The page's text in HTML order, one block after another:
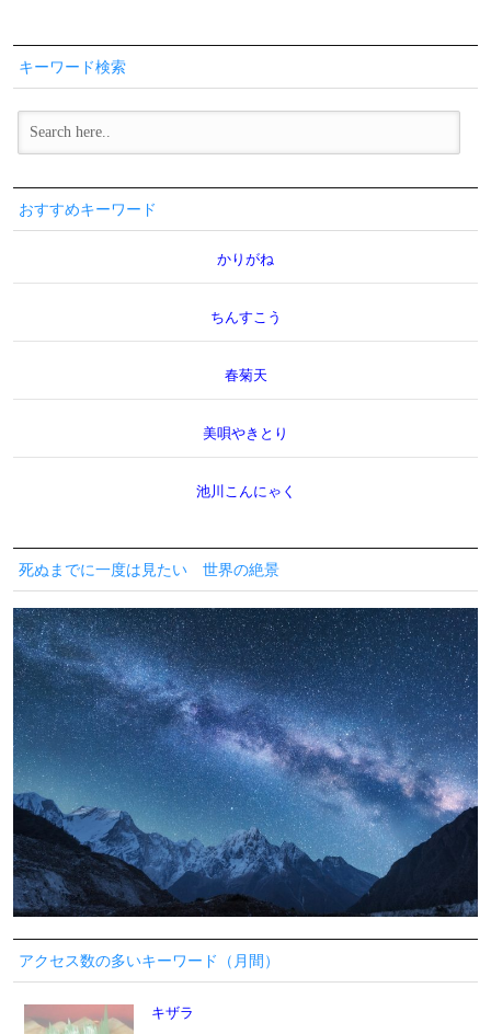
キーワード検索
おすすめキーワード
かりがね
ちんすこう
春菊天
美唄やきとり
池川こんにゃく
死ぬまでに一度は見たい 世界の絶景
アクセス数の多いキーワード（月間）
キザラ